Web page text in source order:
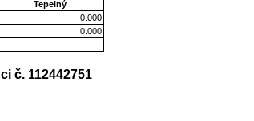
Tepelný
0.000
0.000
č. 112442751